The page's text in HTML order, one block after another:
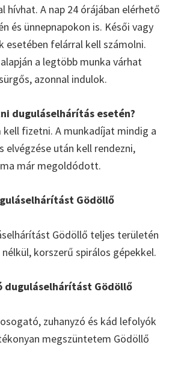
hívhat. A nap 24 órájában elérhető
és ünnepnapokon is. Késői vagy
esetében felárral kell számolni.
a legtöbb munka várhat
azonnal indulok.
duguláselhárítás esetén?
kell fizetni. A munkadíjat mindig a
elvégzése után kell rendezni,
már megoldódott.
Gödöllő
Gödöllő teljes területén
korszerű spirálos gépekkel.
duguláselhárítást Gödöllő
zuhanyzó és kád lefolyók
megszüntetem Gödöllő